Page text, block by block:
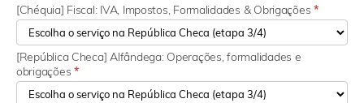
[Chéquia] Fiscal: IVA, Impostos, Formalidades & Obrigações*
[República Checa] Alfândega: Operações, formalidades e
obrigações*